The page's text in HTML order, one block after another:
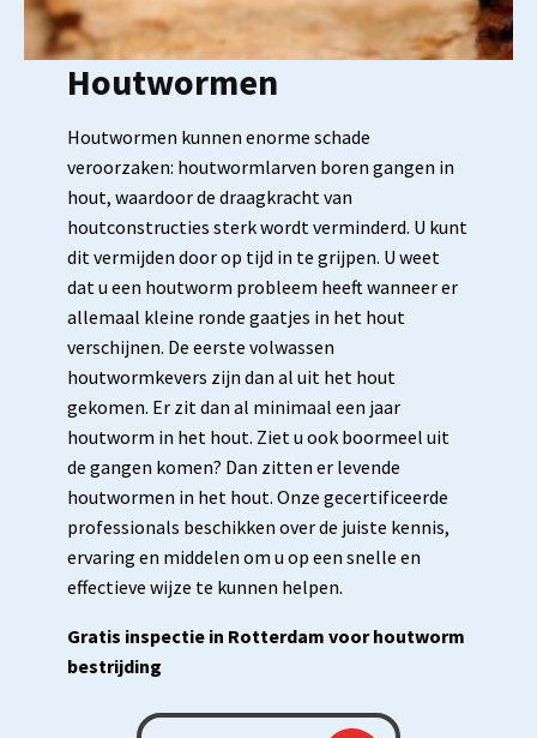
Houtwormen
Houtwormen kunnen enorme schade
veroorzaken: houtwormlarven boren gangen in
hout, waardoor de draagkracht van
houtconstructies sterk wordt verminderd. U kunt
dit vermijden door op tijd in te grijpen. U weet
dat u een houtworm probleem heeft wanneer er
allemaal kleine ronde gaatjes in het hout
verschijnen. De eerste volwassen
houtwormkevers zijn dan al uit het hout
gekomen. Er zit dan al minimaal een jaar
houtworm in het hout. Ziet u ook boormeel uit
de gangen komen? Dan zitten er levende
houtwormen in het hout. Onze gecertificeerde
professionals beschikken over de juiste kennis,
ervaring en middelen om u op een snelle en
effectieve wijze te kunnen helpen.
Gratis inspectie in Rotterdam voor houtworm
bestrijding